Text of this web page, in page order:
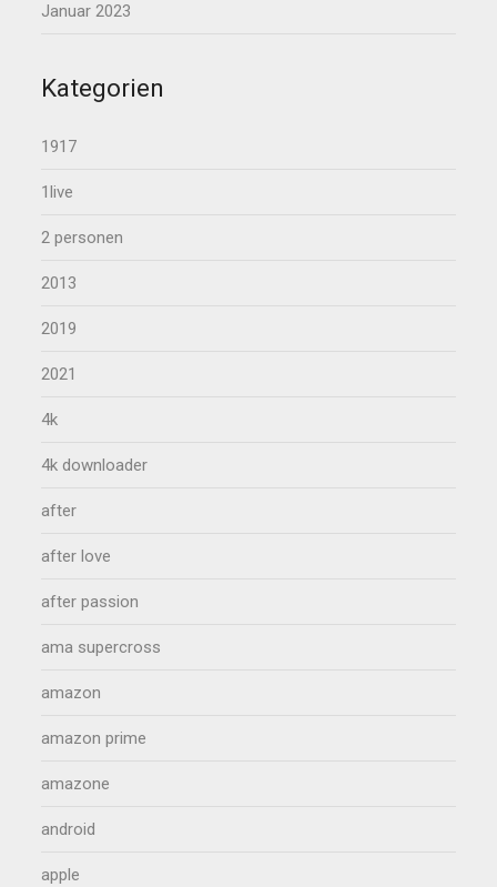
Januar 2023
Kategorien
1917
1live
2 personen
2013
2019
2021
4k
4k downloader
after
after love
after passion
ama supercross
amazon
amazon prime
amazone
android
apple